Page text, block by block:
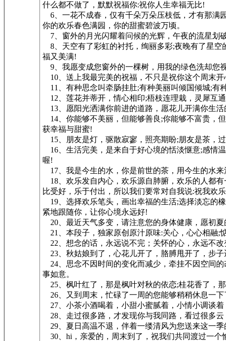
什么都不做了，默默祝福你:祝你人生幸福无比!
6、一花不成春，仅有千朵万朵压枝低，才有那满
你的欢乐春色满园，你的甜蜜碧波万顷。
7、窗外的月光闪耀着问候的光辉，午夜的流星划
8、天空有了彩虹的衬托，绚丽多彩;夜晚有了星空
福又美满!
9、我愿变成您窗外的一棵树，用我的绿色洗却您
10、送上我最完美的祝福，不只是祝你这个周末
11、有种思念叫牵肠挂肚;有种美丽叫倾国倾城;有
12、莲花并蒂开，情心相印;梧枝连理栽，灵犀互通
13、愿阳光洒满你前进的道路，愿花儿开满你生
14、你能够不美丽，但能够善良;你能够不富贵，
获幸福与甜蜜!
15、朋友是灯，驱散寂寥，照亮期盼;朋友是茶，
16、生活完美，是来自于好心境的恬淡惬意;感情
喔!
17、我是今生的水，你是前世的茶，用今生的水
18、欢乐发自内心，欢乐源自肺腑，欢乐的人都
比受好，乐于付出，所以我们要常对自我说:祝我欢
19、选择欢乐笔头，画出幸福的生活;选择淡忘的
紧地跟随你，让你心境永远好!
20、最近天气多变，请注意您的身体健康，愿初
21、本段子，独家原创原汁原味:关心，心心相融;
22、想念的话，永远说不完；关怀的心，永远不
23、秋姑娘到了，心花儿开了，胳膊甩开了，步
24、思念不因时间的变化而减少，牵挂不因空间
事如意。
25、枫叶红了，那是枫叶对秋的依恋;桂花香了，
26、又到周末，忙碌了一周的您能够稍稍休息一
27、小茶小酒喝着，小甜小蜜腻着，小情小调谈
28、走过很多路，才发现你与我同路，看过很多
29、夏日高温不退，伴着一缕清风为您送来这一季
30、hi，亲爱的，周末到了，祝我们共同渡过一个